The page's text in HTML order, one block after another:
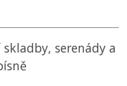
serenády a